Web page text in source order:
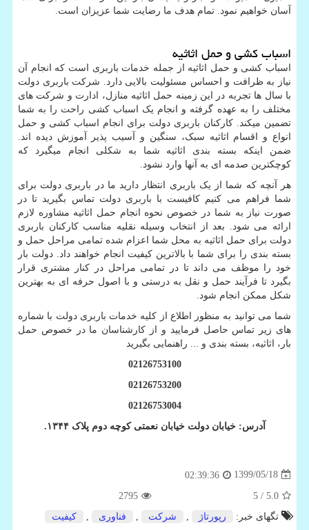
آسان خواهیم نمود. تمام هدف ما رضایت شما عزیزان است.
اسباب کشی و حمل اثاثیه
اسباب کشی و حمل اثاثیه از جمله خدمات باربری است که انجام آن
نیاز به ظرافت و احساس مسئولیت بالایی دارد. شرکت باربری دولت
با سال ها تجربه در این زمینه حمل اثاثیه منازل، ادارت و شرکت های
مختلف را به عهده گرفته و انجام یک اسباب کشی راحت را به شما
تضمین میکند. کارکنان باربری دولت برای انجام اسباب کشی و حمل
انواع و اقسام اثاثیه سبک، سنگین و آسیب پذیر آموزش دیده اند.
ضمن اینکه بسته بندی اثاثیه شما به شکلی انجام میگیرد که
کوچکترین صدمه ای به آنها وارد نشود.
هر آنچه که شما از یک باربری انتظار دارید ما در باربری دولت برای
شما فراهم می کنیم کافیست با باربری دولت تماس بگیرید تا در
صورت نیاز به شما در خصوص نحوه انجام حمل اثاثیه مشاوره لازم
ارائه می شود. بعد از انتخاب وسیله نقلیه مناسب کارکنان باربری
دولت برای حمل اثاثیه به محل شما اعزام شده تمامی مراحل حمل و
بسته بندی را برای شما با بالاترین کیفیت انجام خواهند داد. دولت بار
خود را موظف می داند تا در تمامی مراحل در کنار مشتری قرار
بگیرد تا فرآیند حمل و نقل به درستی و با اصول حرفه ای به بهترین
شکل ممکن انجام شود.
شما می توانید به منظور اطلاع از کلیه خدمات باربری دولت با شماره
های زیر تماس حاصل فرمایید و از کارشناسان ما در خصوص حمل
بار، اثاثیه، بسته بندی و ... راهنمایی بگیرید
02126753100
02126753200
02126753004
آدرس: خیابان دولت خیابان نعمتی کوچه دوم پلاک ۱۳۴۴.
1399/05/18
02:39:36
5.0
/ 5
2795
تگهای خبر:
رپورتاژ شركت فناوری كیفیت